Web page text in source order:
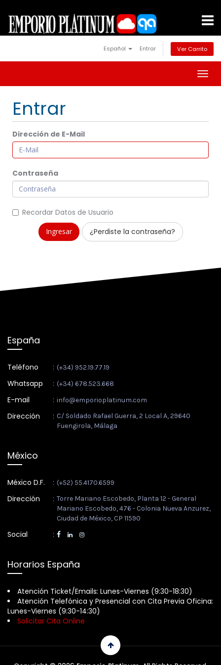
Español Entrar Ver Carrito
Entrar
Dirección de E-Mail
Contraseña
Recordar Datos de Usuario
¿Perdiste la contraseña?
España
Teléfono : (+34) 952.19.77.19
Whatsapp : (+34) 678.523.668
E-mail : info@emporioplatinum.com
Dirección : C/ Soldado Rafael Guerra, 2 Local A, 29640
Fuengirola, Málaga
México
México D.F. : (+52) 55.4170.6599
Dirección : Torre Mariano Escobedo, Planta 12 - General
Mariano Escobedo, 476 - Colonia Nueva Anzurez,
Ciudad de México, CP 11590
Social :
Horarios España
Atención Ticket/Emails: Lunes-Viernes (9:30-18:30)
Atención Telefónica y Presencial con Cita Previa Oficina:
Lunes-Viernes (9:30-14:30)
Solicitar Cita Online